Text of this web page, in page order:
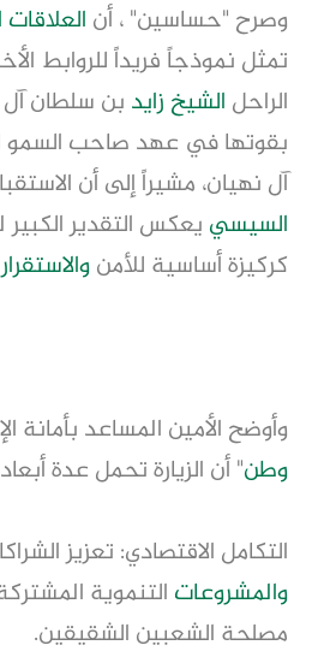
وصرح "حساسين" ، أن العلاقات
تمثل نموذجاً فريداً للروابط
الراحل الشيخ زايد بن سلطان
بقوتها في عهد صاحب السمو
آل نهيان، مشيراً إلى أن
السيسي يعكس التقدير
كركيزة أساسية للأمنوالاستقرار
وأوضح الأمين المساعد بأمانة
وطن" أن الزيارة تحمل عدة أبعاد
التكامل الاقتصادي: تعزيز
والمشروعات التنموية
مصلحة الشعبين الشقيقين.